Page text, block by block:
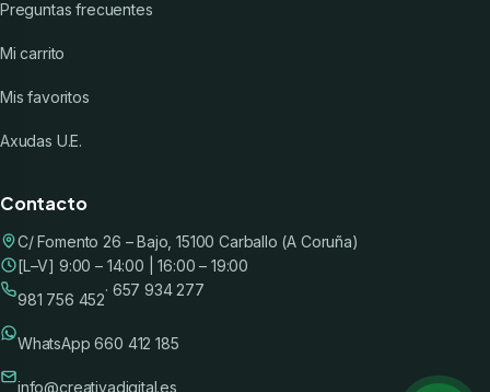
Preguntas frecuentes
Mi carrito
Mis favoritos
Axudas U.E.
Contacto
C/ Fomento 26 – Bajo, 15100 Carballo (A Coruña)
[L–V] 9:00 – 14:00 | 16:00 – 19:00
981 756 452
· 657 934 277
WhatsApp 660 412 185
info@creativadigital.es